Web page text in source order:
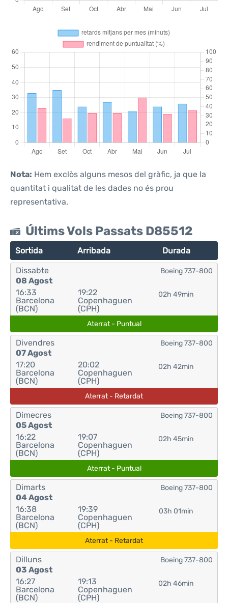
Nota: Hem exclòs alguns mesos del gràfic, ja que la
quantitat i qualitat de les dades no és prou
representativa.
Últims Vols Passats D85512
Sortida Arribada Durada
Dissabte
08 Agost
16:33
Barcelona
(BCN)
19:22
Copenhaguen
(CPH)
02h 49min
Boeing 737-800
Aterrat - Puntual
Divendres
07 Agost
17:20
Barcelona
(BCN)
20:02
Copenhaguen
(CPH)
02h 42min
Boeing 737-800
Aterrat - Retardat
Dimecres
05 Agost
16:22
Barcelona
(BCN)
19:07
Copenhaguen
(CPH)
02h 45min
Boeing 737-800
Aterrat - Puntual
Dimarts
04 Agost
16:38
Barcelona
(BCN)
19:39
Copenhaguen
(CPH)
03h 01min
Boeing 737-800
Aterrat - Retardat
Dilluns
03 Agost
16:27
Barcelona
(BCN)
19:13
Copenhaguen
(CPH)
02h 46min
Boeing 737-800